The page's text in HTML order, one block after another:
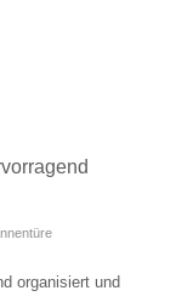
organisiert und